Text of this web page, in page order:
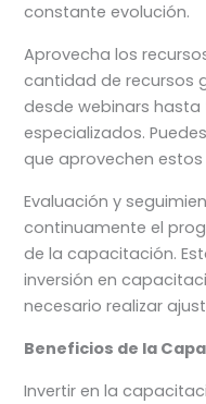
constante evolución.
Aprovecha los
cantidad de recursos
desde webinars
especializados.
que aprovechen
Evaluación y
continuamente el
de la capacitación.
inversión en
necesario realizar
Beneficios de la
Invertir en la